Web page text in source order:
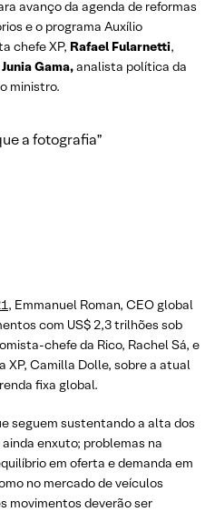
avanço da agenda de reformas
e o programa Auxílio
chefe XP, Rafael Fularnetti,
Junia Gama,analista política da
ministro.
a fotografia”
, Emmanuel Roman, CEO global
com US$ 2,3 trilhões sob
chefe da Rico, Rachel Sá, e
XP, Camilla Dolle, sobre a atual
fixa global.
seguem sustentando a alta dos
enxuto; problemas na
em oferta e demanda em
no mercado de veículos
movimentos deverão ser